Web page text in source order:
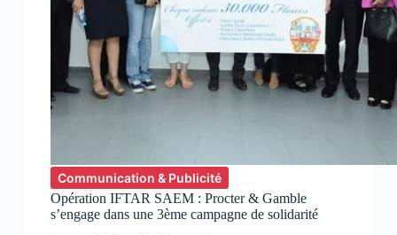
Communication & Publicité
Opération IFTAR SAEM : Procter & Gamble
s’engage dans une 3ème campagne de solidarité